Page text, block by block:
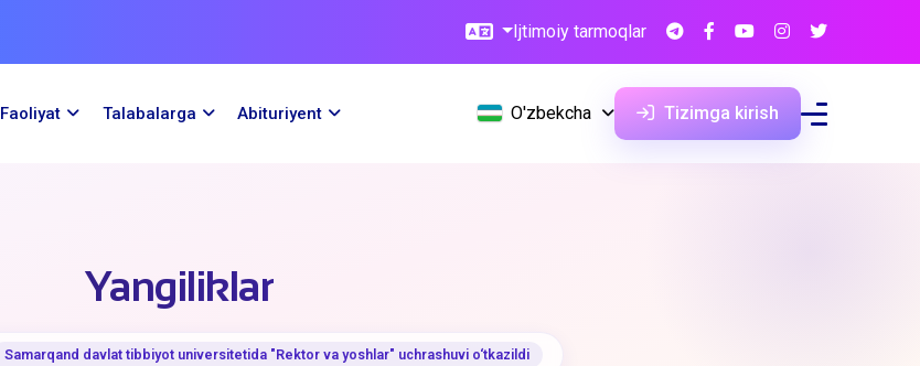
Ijtimoiy tarmoqlar
Faoliyat Talabalarga Abituriyent O'zbekcha Tizimga kirish
Yangiliklar
​Samarqand davlat tibbiyot universitetida "Rektor va yoshlar" uchrashuvi o‘tkazildi